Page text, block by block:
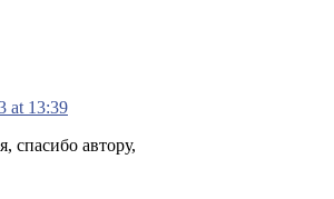
at 13:39
спасибо автору,